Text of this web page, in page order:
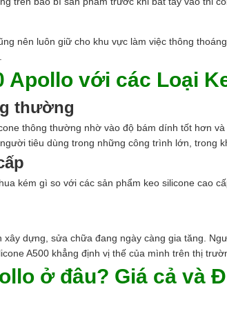
nên luôn giữ cho khu vực làm việc thông
Apollo với các Loại
thường
thông thường nhờ vào độ bám dính tốt hơn
tiêu dùng trong những công trình lớn, trong
kém gì so với các sản phẩm keo silicone cao
dựng, sửa chữa đang ngày càng gia tăng.
A500 khẳng định vị thế của mình trên thị
ở đâu? Giá cả và